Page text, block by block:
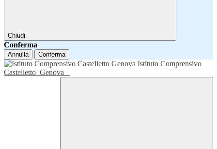
Chiudi
Conferma
Annulla Conferma
Istituto Comprensivo
Castelletto Genova